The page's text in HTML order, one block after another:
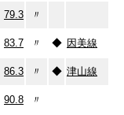
79.3 〃
83.7 〃 ◆ 因美線
86.3 〃 ◆ 津山線
90.8
〃